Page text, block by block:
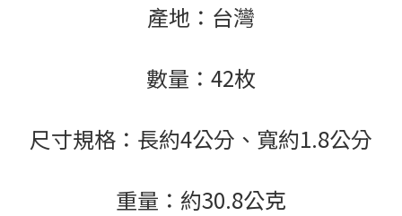
產地：台灣
數量：42枚
尺寸規格：長約4公分、寬約1.8公分
重量：約30.8公克